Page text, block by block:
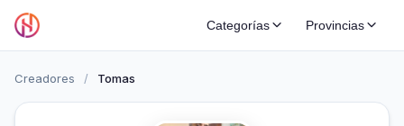
Categorías Provincias
Creadores / Tomas